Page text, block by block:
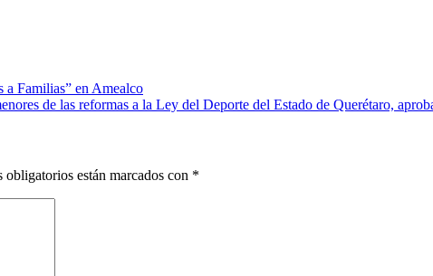
a Familias” en Amealco
de las reformas a la Ley del Deporte del Estado de Querétaro,
obligatorios están marcados con *